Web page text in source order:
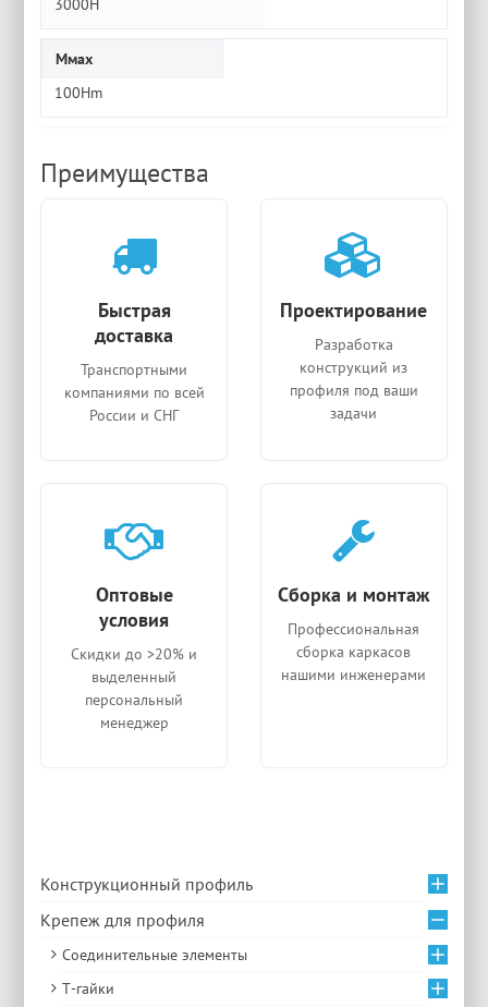
3000H
Ммах
100Hm
Преимущества
Быстрая
доставка
Транспортными
компаниями по всей
России и СНГ
Проектирование
Разработка
конструкций из
профиля под ваши
задачи
Оптовые
условия
Скидки до >20% и
выделенный
персональный
менеджер
Сборка и монтаж
Профессиональная
сборка каркасов
нашими инженерами
Конструкционный профиль
Крепеж для профиля
Соединительные элементы
Т-гайки